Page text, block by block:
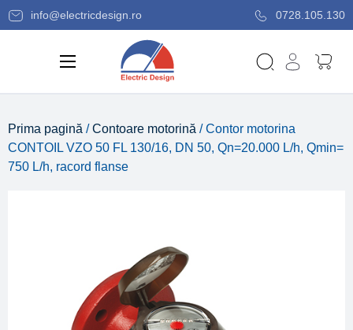
info@electricdesign.ro 0728.105.130
Prima pagină /Contoare motorină / Contor motorina
CONTOIL VZO 50 FL 130/16, DN 50, Qn=20.000 L/h, Qmin=
750 L/h, racord flanse